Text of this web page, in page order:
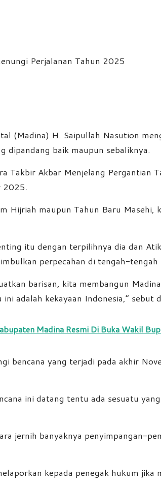
(Madina) H. Saipullah Nasution
dipandang baik maupun sebaliknya.
Takbir Akbar Menjelang Pergantian
2025.
Hijriah maupun Tahun Baru
itu dengan terpilihnya dia dan
perpecahan di tengah-tengah
barisan, kita membangun
adalah kekayaan Indonesia,” sebut
Madina Resmi Di Buka Wakil
bencana yang terjadi pada akhir
ini datang tentu ada sesuatu
jernih banyaknya penyimpangan-
kepada penegak hukum